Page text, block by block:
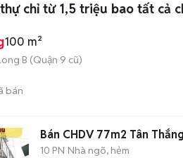
chỉ từ 1,5 triệu bao tất cả
100 m²
B (Quận 9 cũ)
bán
Bán CHDV 77m2 Tân
10 PN Nhà ngõ, hẻm